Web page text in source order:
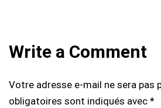
Write a Comment
Votre adresse e-mail ne sera pas
obligatoires sont indiqués avec *